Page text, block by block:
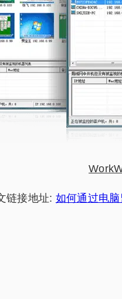
链接地址: 如何通过电